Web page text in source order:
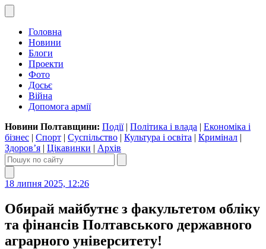
Головна
Новини
Блоги
Проекти
Фото
Досьє
Війна
Допомога армії
Новини Полтавщини: Події| Політика і влада | Економіка і
бізнес | Спорт | Суспільство | Культура і освіта | Кримінал |
Здоров’я | Цікавинки | Архів
18 липня 2025, 12:26
Обирай майбутнє з факультетом обліку
та фінансів Полтавського державного
аграрного університету!